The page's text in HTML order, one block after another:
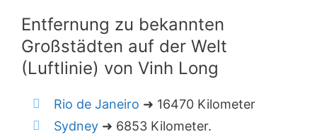
Entfernung zu bekannten
Großstädten auf der Welt
(Luftlinie) von Vinh Long
Rio de Janeiro ➜ 16470 Kilometer
Sydney ➜ 6853 Kilometer.